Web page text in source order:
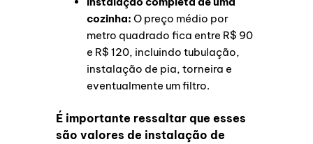
cozinha: O preço médio por
metro quadrado fica entre R$ 90
e R$ 120, incluindo tubulação,
instalação de pia, torneira e
eventualmente um filtro.
É importante ressaltar que esses
são valores de instalação de